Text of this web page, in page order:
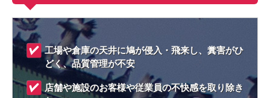
工場や倉庫の天井に鳩が侵入・飛来し、糞害がひ
どく、品質管理が不安
店舗や施設のお客様や従業員の不快感を取り除き